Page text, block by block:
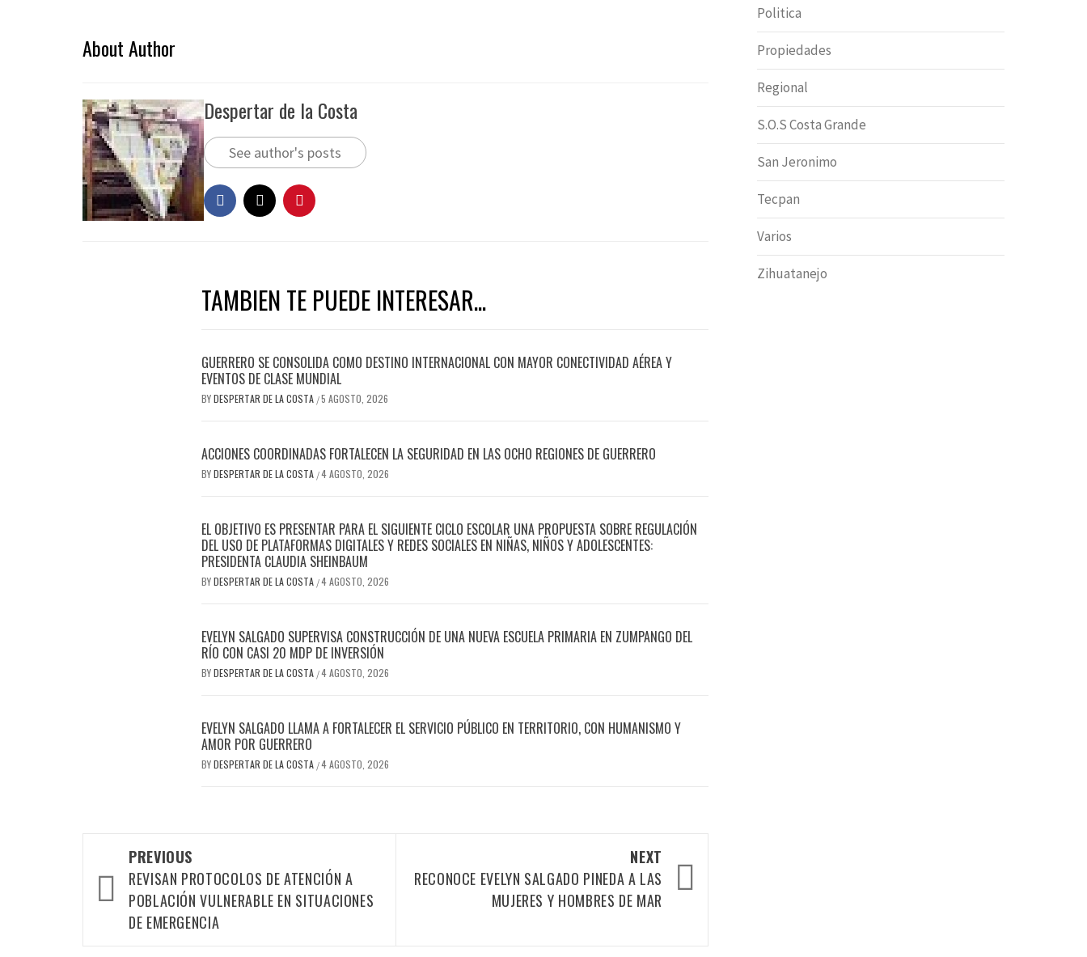
About Author
Despertar de la Costa
See author's posts
TAMBIEN TE PUEDE INTERESAR...
GUERRERO SE CONSOLIDA COMO DESTINO INTERNACIONAL CON MAYOR CONECTIVIDAD AÉREA Y
EVENTOS DE CLASE MUNDIAL
BYDESPERTAR DE LA COSTA /5 AGOSTO, 2026
ACCIONES COORDINADAS FORTALECEN LA SEGURIDAD EN LAS OCHO REGIONES DE GUERRERO
BYDESPERTAR DE LA COSTA /4 AGOSTO, 2026
EL OBJETIVO ES PRESENTAR PARA EL SIGUIENTE CICLO ESCOLAR UNA PROPUESTA SOBRE REGULACIÓN
DEL USO DE PLATAFORMAS DIGITALES Y REDES SOCIALES EN NIÑAS, NIÑOS Y ADOLESCENTES:
PRESIDENTA CLAUDIA SHEINBAUM
BYDESPERTAR DE LA COSTA /4 AGOSTO, 2026
EVELYN SALGADO SUPERVISA CONSTRUCCIÓN DE UNA NUEVA ESCUELA PRIMARIA EN ZUMPANGO DEL
RÍO CON CASI 20 MDP DE INVERSIÓN
BYDESPERTAR DE LA COSTA /4 AGOSTO, 2026
EVELYN SALGADO LLAMA A FORTALECER EL SERVICIO PÚBLICO EN TERRITORIO, CON HUMANISMO Y
AMOR POR GUERRERO
BYDESPERTAR DE LA COSTA /4 AGOSTO, 2026
navigation
PREVIOUS
REVISAN PROTOCOLOS DE ATENCIÓN A
POBLACIÓN VULNERABLE EN SITUACIONES
DE EMERGENCIA
NEXT
RECONOCE EVELYN SALGADO PINEDA A LAS
MUJERES Y HOMBRES DE MAR
Politica
Propiedades
Regional
S.O.S Costa Grande
San Jeronimo
Tecpan
Varios
Zihuatanejo